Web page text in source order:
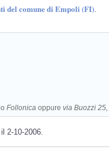
del comune di Empoli (FI)
Follonica oppure via Buozzi
il 2-10-2006.